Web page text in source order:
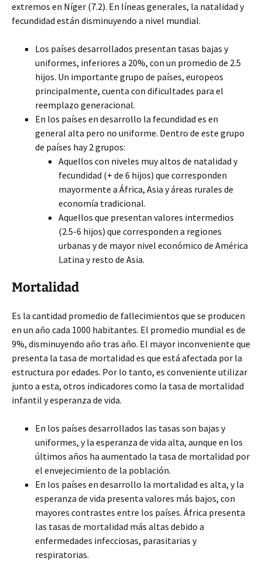
extremos en Níger (7.2). En líneas generales, la natalidad y
fecundidad están disminuyendo a nivel mundial.
Los países desarrollados presentan tasas bajas y
uniformes, inferiores a 20%, con un promedio de 2.5
hijos. Un importante grupo de países, europeos
principalmente, cuenta con dificultades para el
reemplazo generacional.
En los países en desarrollo la fecundidad es en
general alta pero no uniforme. Dentro de este grupo
de países hay 2 grupos:
Aquellos con niveles muy altos de natalidad y
fecundidad (+ de 6 hijos) que corresponden
mayormente a África, Asia y áreas rurales de
economía tradicional.
Aquellos que presentan valores intermedios
(2.5-6 hijos) que corresponden a regiones
urbanas y de mayor nivel económico de América
Latina y resto de Asia.
Mortalidad
Es la cantidad promedio de fallecimientos que se producen
en un año cada 1000 habitantes. El promedio mundial es de
9%, disminuyendo año tras año. El mayor inconveniente que
presenta la tasa de mortalidad es que está afectada por la
estructura por edades. Por lo tanto, es conveniente utilizar
junto a esta, otros indicadores como la tasa de mortalidad
infantil y esperanza de vida.
En los países desarrollados las tasas son bajas y
uniformes, y la esperanza de vida alta, aunque en los
últimos años ha aumentado la tasa de mortalidad por
el envejecimiento de la población.
En los países en desarrollo la mortalidad es alta, y la
esperanza de vida presenta valores más bajos, con
mayores contrastes entre los países. África presenta
las tasas de mortalidad más altas debido a
enfermedades infecciosas, parasitarias y
respiratorias.